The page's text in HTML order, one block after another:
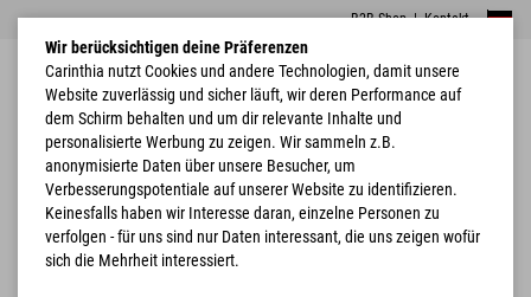
B2B Shop|Kontakt
Home Bekleidung MIG 4.0 Jacket
Wir berücksichtigen deine Präferenzen
Carinthia nutzt Cookies und andere Technologien, damit unsere
Website zuverlässig und sicher läuft, wir deren Performance auf
dem Schirm behalten und um dir relevante Inhalte und
personalisierte Werbung zu zeigen. Wir sammeln z.B.
anonymisierte Daten über unsere Besucher, um
Verbesserungspotentiale auf unserer Website zu identifizieren.
Keinesfalls haben wir Interesse daran, einzelne Personen zu
verfolgen - für uns sind nur Daten interessant, die uns zeigen wofür
sich die Mehrheit interessiert.